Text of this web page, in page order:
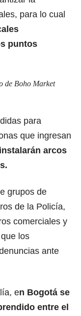
para lo cual
puntos
de Boho Market
para
que ingresan
arcos
grupos de
de la Policía,
comerciales y
los
ante
en Bogotá se
entre el